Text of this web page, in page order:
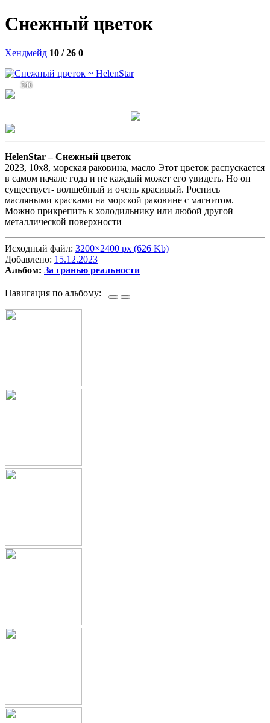
Снежный цветок
Хендмейд 10 / 26 0
546
HelenStar –Снежный цветок
2023, 10х8, морская раковина, масло Этот цветок распускается
в самом начале года и не каждый может его увидеть. Но он
существует- волшебный и очень красивый. Роспись
масляными красками на морской раковине с магнитом.
Можно прикрепить к холодильнику или любой другой
металлической поверхности
Исходный файл: 3200×2400 px (626 Kb)
Добавлено: 15.12.2023
Альбом: За гранью реальности
Навигация по альбому: